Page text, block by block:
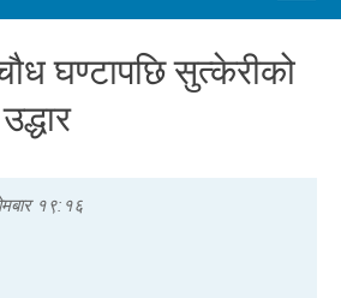
घण्टापछि सुत्केरीको
१९:१६